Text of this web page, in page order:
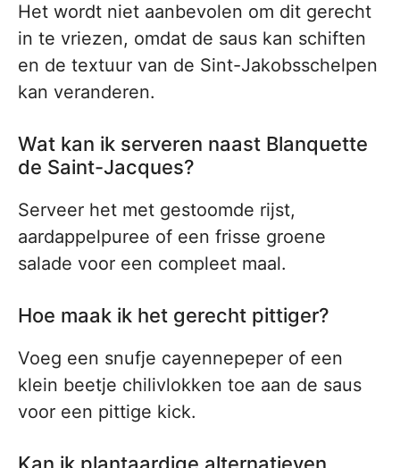
Het wordt niet aanbevolen om dit gerecht
in te vriezen, omdat de saus kan schiften
en de textuur van de Sint-Jakobsschelpen
kan veranderen.
Wat kan ik serveren naast Blanquette
de Saint-Jacques?
Serveer het met gestoomde rijst,
aardappelpuree of een frisse groene
salade voor een compleet maal.
Hoe maak ik het gerecht pittiger?
Voeg een snufje cayennepeper of een
klein beetje chilivlokken toe aan de saus
voor een pittige kick.